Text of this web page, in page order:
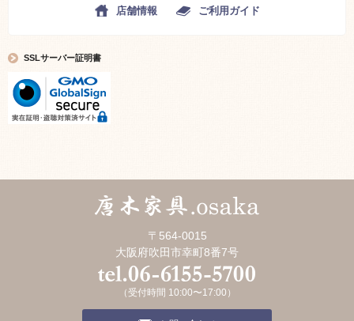
店舗情報 ご利用ガイド
SSLサーバー証明書
〒564-0015
大阪府吹田市幸町8番7号
（受付時間 10:00〜17:00）